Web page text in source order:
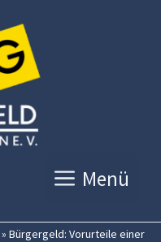
Menü
» Bürgergeld: Vorurteile einer